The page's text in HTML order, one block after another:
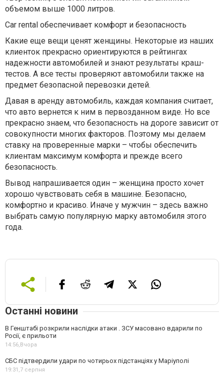
объемом выше 1000 литров.
Car rental обеспечивает комфорт и безопасность
Какие еще вещи ценят женщины. Некоторые из наших
клиенток прекрасно ориентируются в рейтингах
надежности автомобилей и знают результаты краш-
тестов. А все тесты проверяют автомобили также на
предмет безопасной перевозки детей.
Давая в аренду автомобиль, каждая компания считает,
что авто вернется к ним в первозданном виде. Но все
прекрасно знаем, что безопасность на дороге зависит от
совокупности многих факторов. Поэтому мы делаем
ставку на проверенные марки – чтобы обеспечить
клиентам максимум комфорта и прежде всего
безопасность.
Вывод напрашивается один – женщина просто хочет
хорошо чувствовать себя в машине. Безопасно,
комфортно и красиво. Иначе у мужчин – здесь важно
выбрать самую популярную марку автомобиля этого
года.
Останні новини
В Генштабі розкрили наслідки атаки . ЗСУ масовано вдарили по
Росії, є прильоти
14:56,Вчора
СБС підтвердили удари по чотирьох підстанціях у Маріуполі
19:31,7 серпня